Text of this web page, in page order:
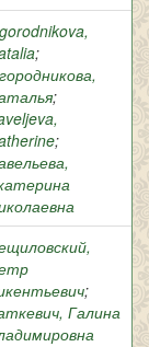
;
;
;
;
Галина